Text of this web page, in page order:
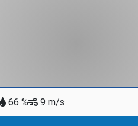
66 % 9 m/s